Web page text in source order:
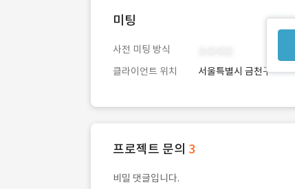
미팅
사전 미팅 방식
클라이언트 위치
서울특별시 금천구
프로젝트 문의 3
비밀 댓글입니다.